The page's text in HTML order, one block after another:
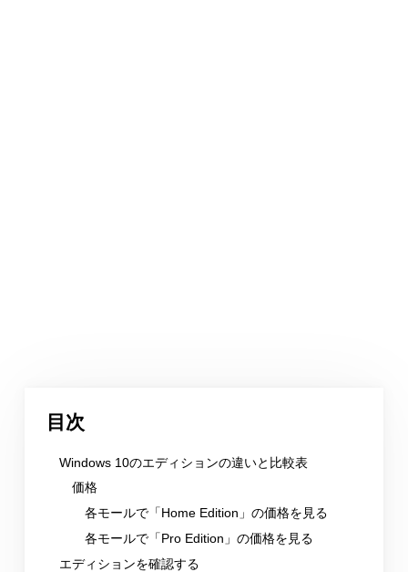
目次
Windows 10のエディションの違いと比較表
価格
各モールで「Home Edition」の価格を見る
各モールで「Pro Edition」の価格を見る
エディションを確認する